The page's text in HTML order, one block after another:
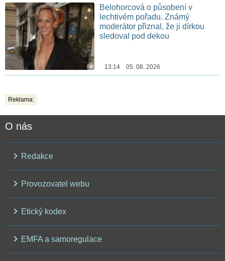
Belohorcová o působení v
lechtivém pořadu. Známý
moderátor přiznal, že ji dírkou
sledoval pod dekou
13:14 05. 08. 2026
Reklama:
O nás
Redakce
Provozovatel webu
Etický kodex
EMFA a samoregulace